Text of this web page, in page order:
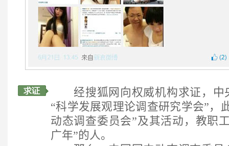
经搜狐网向权威机构求证，中
“科学发展观理论调查研究学会”，
动态调查委员会”及其活动，教职
广年”的人。